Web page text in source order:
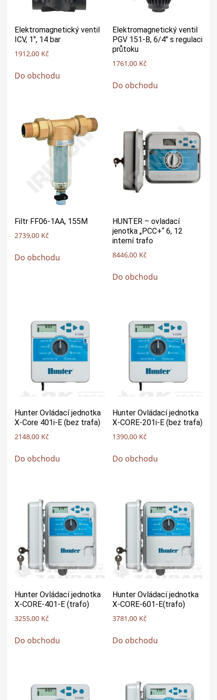
Elektromagnetický ventil
ICV, 1″, 14 bar
1912,00 Kč
Do obchodu
Elektromagnetický ventil
PGV 151-B, 6/4″ s regulaci
průtoku
1761,00 Kč
Do obchodu
Filtr FF06-1AA, 155M
2739,00 Kč
Do obchodu
HUNTER – ovladací
jenotka „PCC+“ 6, 12
interní trafo
8446,00 Kč
Do obchodu
Hunter Ovládací jednotka
X-Core 401i-E (bez trafa)
2148,00 Kč
Do obchodu
Hunter Ovládací jednotka
X-CORE-201i-E (bez trafa)
1390,00 Kč
Do obchodu
Hunter Ovládací jednotka
X-CORE-401-E (trafo)
3255,00 Kč
Do obchodu
Hunter Ovládací jednotka
X-CORE-601-E(trafo)
3781,00 Kč
Do obchodu